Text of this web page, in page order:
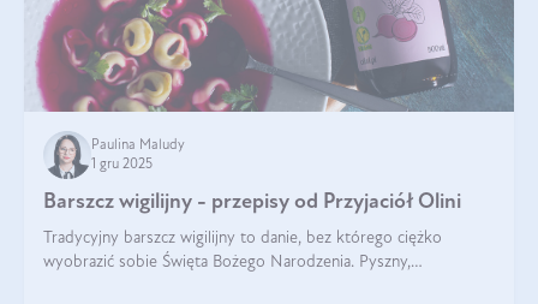
Paulina Maludy
1 gru 2025
Barszcz wigilijny - przepisy od Przyjaciół Olini
Tradycyjny barszcz wigilijny to danie, bez którego ciężko
wyobrazić sobie Święta Bożego Narodzenia. Pyszny,